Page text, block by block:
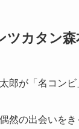
ツカタン
郎が「名コン
然の出会いを